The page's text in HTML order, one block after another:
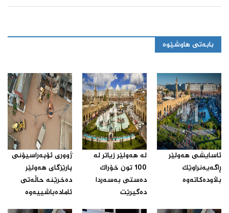
بابەتی هاوشێوە
ئاسایشی هەولێر
ڕاگه‌یه‌نراوێك
بڵاوده‌كاته‌وه‌‌
له‌ هه‌ولێر زیاتر له‌
100 تون خۆراك
ده‌ستی به‌سه‌ردا
ده‌گیرێت‌
ژووری ئۆپه‌راسیۆنی
پارێزگای هه‌ولێر
ده‌خرێنه‌ حاڵه‌تی
ئاماده‌باشییه‌وه‌‌